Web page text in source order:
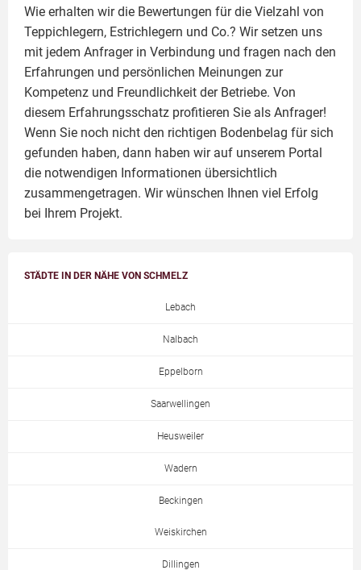
Wie erhalten wir die Bewertungen für die Vielzahl von
Teppichlegern, Estrichlegern und Co.? Wir setzen uns
mit jedem Anfrager in Verbindung und fragen nach den
Erfahrungen und persönlichen Meinungen zur
Kompetenz und Freundlichkeit der Betriebe. Von
diesem Erfahrungsschatz profitieren Sie als Anfrager!
Wenn Sie noch nicht den richtigen Bodenbelag für sich
gefunden haben, dann haben wir auf unserem Portal
die notwendigen Informationen übersichtlich
zusammengetragen. Wir wünschen Ihnen viel Erfolg
bei Ihrem Projekt.
STÄDTE IN DER NÄHE VON SCHMELZ
Lebach
Nalbach
Eppelborn
Saarwellingen
Heusweiler
Wadern
Beckingen
Weiskirchen
Dillingen